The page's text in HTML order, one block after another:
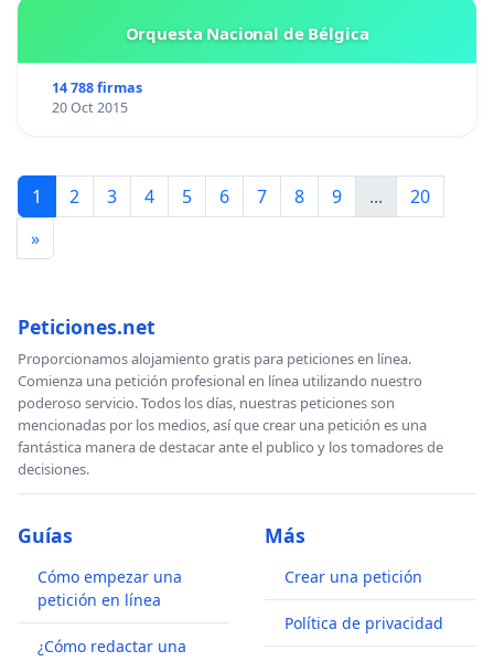
Orquesta Nacional de Bélgica
14 788 firmas
20 Oct 2015
1 2 3 4 5 6 7 8 9 ...
20
»
Peticiones.net
Proporcionamos alojamiento gratis para peticiones en línea.
Comienza una petición profesional en línea utilizando nuestro
poderoso servicio. Todos los días, nuestras peticiones son
mencionadas por los medios, así que crear una petición es una
fantástica manera de destacar ante el publico y los tomadores de
decisiones.
Guías
Cómo empezar una
petición en línea
¿Cómo redactar una
Más
Crear una petición
Política de privacidad